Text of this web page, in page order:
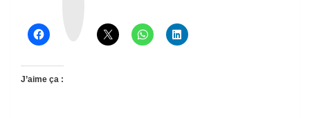
J’aime ça :